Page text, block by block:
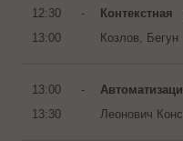
12:30 -
13:00
Козлов, Бегун
13:00 -
13:30
Леонович